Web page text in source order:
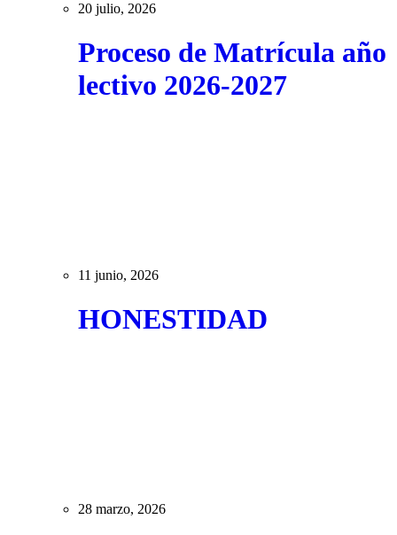
20 julio, 2026
Proceso de Matrícula año
lectivo 2026-2027
11 junio, 2026
HONESTIDAD
28 marzo, 2026